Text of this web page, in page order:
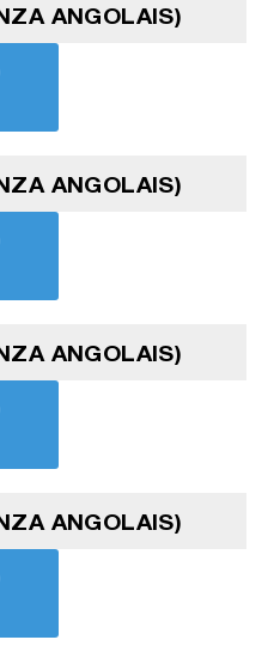
ANGOLAIS)
ANGOLAIS)
ANGOLAIS)
ANGOLAIS)